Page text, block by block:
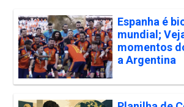
Espanha é
mundial;
momentos
a Argentina